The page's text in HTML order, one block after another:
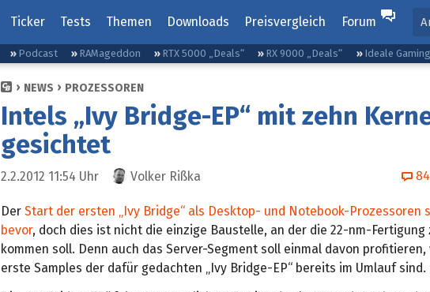
Ticker Tests Themen Downloads Preisvergleich Forum
Podcast RAMageddon RTX 5000 „Deals“ RX 9000 „Deals“ Ideale
NEWS PROZESSOREN
Intels „Ivy Bridge-EP“ mit zehn
gesichtet
2.2.2012 11:54 Uhr Volker Rißka 84
Der Start der ersten „Ivy Bridge“ als Desktop- und Notebook-Prozessoren
bevor, doch dies ist nicht die einzige Baustelle, an der die 22-nm-Fertigung
kommen soll. Denn auch das Server-Segment soll einmal davon profitieren,
erste Samples der dafür gedachten „Ivy Bridge-EP“ bereits im Umlauf sind.